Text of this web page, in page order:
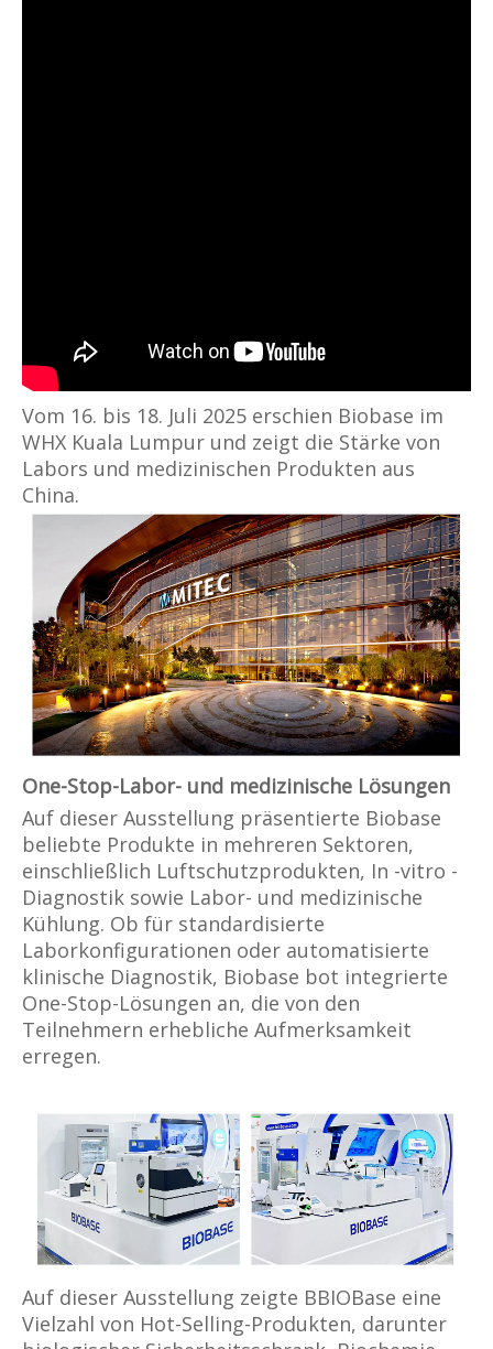
Vom 16. bis 18. Juli 2025 erschien Biobase im
WHX Kuala Lumpur und zeigt die Stärke von
Labors und medizinischen Produkten aus
China.
One-Stop-Labor- und medizinische Lösungen
Auf dieser Ausstellung präsentierte Biobase
beliebte Produkte in mehreren Sektoren,
einschließlich Luftschutzprodukten, In -vitro -
Diagnostik sowie Labor- und medizinische
Kühlung. Ob für standardisierte
Laborkonfigurationen oder automatisierte
klinische Diagnostik, Biobase bot integrierte
One-Stop-Lösungen an, die von den
Teilnehmern erhebliche Aufmerksamkeit
erregen.
Auf dieser Ausstellung zeigte BBIOBase eine
Vielzahl von Hot-Selling-Produkten, darunter